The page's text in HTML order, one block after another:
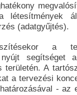
létesítmények
(adatgyűjtés).
a
nyújt segítséget
területén. A
a tervezési
- az